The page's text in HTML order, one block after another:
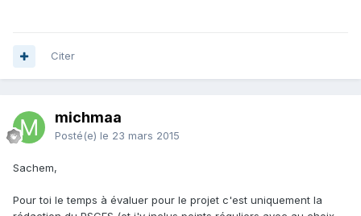
Citer
michmaa
Posté(e) le 23 mars 2015
Sachem,
Pour toi le temps à évaluer pour le projet c'est uniquement la